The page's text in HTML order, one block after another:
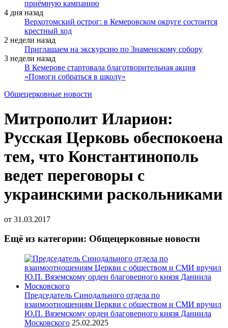
приёмную кампанию
4 дня назад
Верхотомский острог: в Кемеровском округе состоится
крестный ход
2 недели назад
Приглашаем на экскурсию по Знаменскому собору
3 недели назад
В Кемерове стартовала благотворительная акция
«Помоги собраться в школу»
Общецерковные новости
Митрополит Иларион:
Русская Церковь обеспокоена
тем, что Константинополь
ведет переговоры с
украинскими раскольниками
от 31.03.2017
Ещё из категории: Общецерковные новости
Председатель Синодального отдела по
взаимоотношениям Церкви с обществом и СМИ вручил
Ю.П. Вяземскому орден благоверного князя Даниила
Московского 25.02.2025